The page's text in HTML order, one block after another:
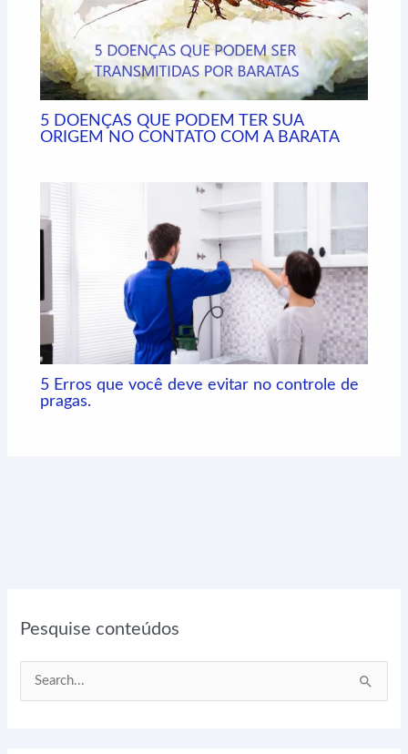
5 DOENÇAS QUE PODEM TER SUA
ORIGEM NO CONTATO COM A BARATA
5 Erros que você deve evitar no controle de
pragas.
Pesquise conteúdos